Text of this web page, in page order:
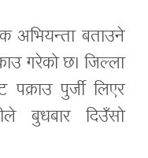
अभियन्ता बताउने
गरेको छ। जिल्ला
पक्राउ पुर्जी लिएर
बुधबार दिउँसो